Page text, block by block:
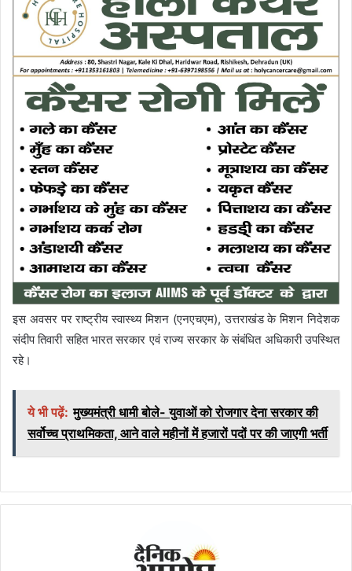
इस अवसर पर राष्ट्रीय स्वास्थ्य मिशन (एनएचएम), उत्तराखंड के मिशन निदेशक
संदीप तिवारी सहित भारत सरकार एवं राज्य सरकार के संबंधित अधिकारी उपस्थित
रहे।
ये भी पढ़ें: मुख्यमंत्री धामी बोले- युवाओं को रोजगार देना सरकार की
सर्वोच्च प्राथमिकता, आने वाले महीनों में हजारों पदों पर की जाएगी भर्ती